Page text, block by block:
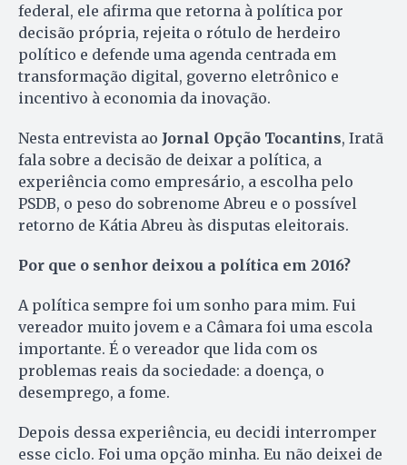
federal, ele afirma que retorna à política por
decisão própria, rejeita o rótulo de herdeiro
político e defende uma agenda centrada em
transformação digital, governo eletrônico e
incentivo à economia da inovação.
Nesta entrevista ao Jornal Opção Tocantins, Iratã
fala sobre a decisão de deixar a política, a
experiência como empresário, a escolha pelo
PSDB, o peso do sobrenome Abreu e o possível
retorno de Kátia Abreu às disputas eleitorais.
Por que o senhor deixou a política em 2016?
A política sempre foi um sonho para mim. Fui
vereador muito jovem e a Câmara foi uma escola
importante. É o vereador que lida com os
problemas reais da sociedade: a doença, o
desemprego, a fome.
Depois dessa experiência, eu decidi interromper
esse ciclo. Foi uma opção minha. Eu não deixei de